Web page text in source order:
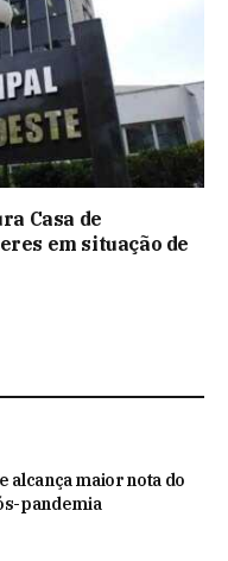
Casa de
em situação de
alcança maior nota do
pandemia